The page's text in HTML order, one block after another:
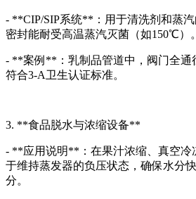
- **CIP/SIP系统**：用于清洗剂和蒸
密封能耐受高温蒸汽灭菌（如150℃）。
- **案例**：乳制品管道中，阀门全通
符合3-A卫生认证标准。
3. **食品脱水与浓缩设备**
- **应用说明**：在果汁浓缩、真空冷
于维持蒸发器的负压状态，确保水分
分。